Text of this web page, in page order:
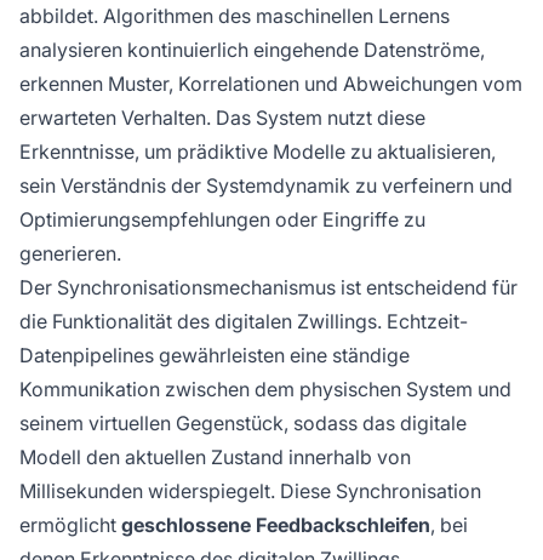
abbildet. Algorithmen des maschinellen Lernens
analysieren kontinuierlich eingehende Datenströme,
erkennen Muster, Korrelationen und Abweichungen vom
erwarteten Verhalten. Das System nutzt diese
Erkenntnisse, um prädiktive Modelle zu aktualisieren,
sein Verständnis der Systemdynamik zu verfeinern und
Optimierungsempfehlungen oder Eingriffe zu
generieren.
Der Synchronisationsmechanismus ist entscheidend für
die Funktionalität des digitalen Zwillings. Echtzeit-
Datenpipelines gewährleisten eine ständige
Kommunikation zwischen dem physischen System und
seinem virtuellen Gegenstück, sodass das digitale
Modell den aktuellen Zustand innerhalb von
Millisekunden widerspiegelt. Diese Synchronisation
ermöglicht geschlossene Feedbackschleifen, bei